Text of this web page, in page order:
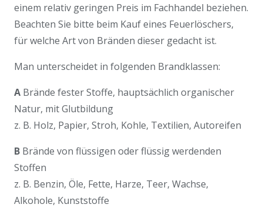
einem relativ geringen Preis im Fachhandel beziehen.
Beachten Sie bitte beim Kauf eines Feuerlöschers,
für welche Art von Bränden dieser gedacht ist.
Man unterscheidet in folgenden Brandklassen:
A Brände fester Stoffe, hauptsächlich organischer
Natur, mit Glutbildung
z. B. Holz, Papier, Stroh, Kohle, Textilien, Autoreifen
B Brände von flüssigen oder flüssig werdenden
Stoffen
z. B. Benzin, Öle, Fette, Harze, Teer, Wachse,
Alkohole, Kunststoffe